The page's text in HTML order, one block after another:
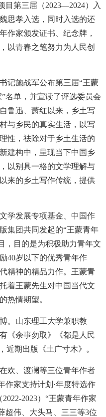
目第三届（2023—2024）入
思孝入选，同时入选的还
作家颁发证书、纪念牌，
以青春之笔努力为人民创
施战军公布第三届“王蒙
名单，并宣读了评选委员会
鲁迅、萧红以来，乡土写
与乡民的真实生活，以写
性，祛除对于乡土生活的
建构中，呈现当下中国乡
以别具一格的文学理解与
来的乡土写作传统，提供
发展专项基金、中国作
集团共同发起的“王蒙青年
，目的是为积极助力青年文
40岁以下的优秀青年作
精神的精品力作。王蒙青
着王蒙先生对中国当代文
热情期望。
山东理工大学兼职教
《余事勿取》《都是人民
近期出版《土广寸木》。
、渡澜等三位青年作者
作家支持计划·年度特选作
2023）“王蒙青年作家
超伟、大头马、三三等3位